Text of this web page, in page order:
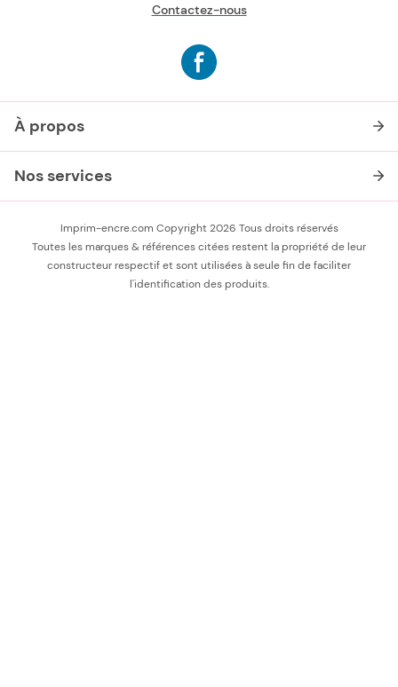
Contactez-nous
À propos
Nos services
Imprim-encre.com Copyright 2026 Tous droits réservés
Toutes les marques & références citées restent la propriété de leur
constructeur respectif et sont utilisées à seule fin de faciliter
l'identification des produits.